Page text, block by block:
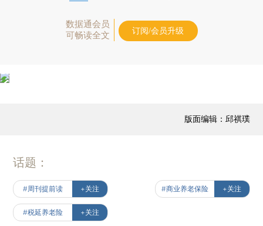
数据通会员
可畅读全文
订阅/会员升级
版面编辑：邱祺璞
话题：
#周刊提前读 +关注 #商业养老保险 +关注
#税延养老险 +关注